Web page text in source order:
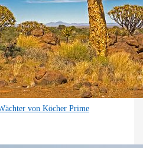
von Köcher Prime